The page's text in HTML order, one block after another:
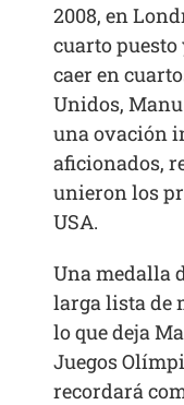
2008, en
cuarto puesto
caer en
Unidos,
una ovación
aficionados,
unieron los
USA.
Una medalla
larga lista de
lo que deja
Juegos
recordará